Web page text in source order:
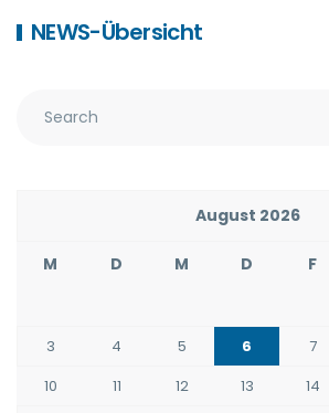
NEWS-Übersicht
August 2026
M D M D F
3
4 5 6 7
10
11 12 13 14